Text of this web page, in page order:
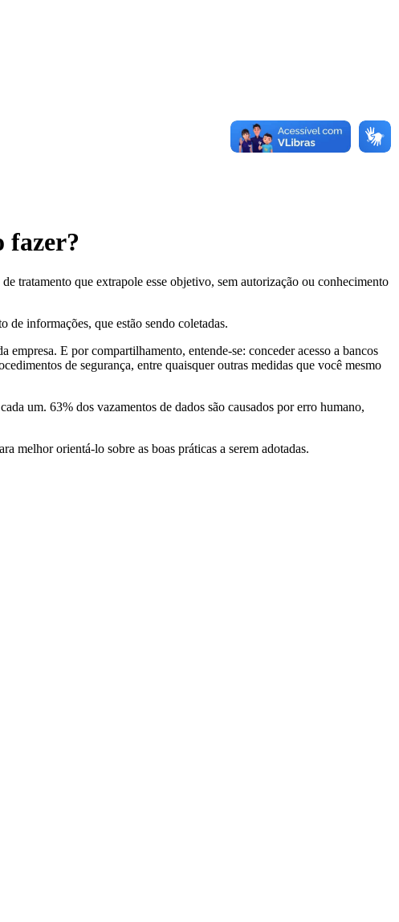
fazer?
tratamento que extrapole esse objetivo, sem autorização ou conhecimento
informações, que estão sendo coletadas.
E por compartilhamento, entende-se: conceder acesso a bancos
de segurança, entre quaisquer outras medidas que você mesmo
um. 63% dos vazamentos de dados são causados por erro humano,
melhor orientá-lo sobre as boas práticas a serem adotadas.